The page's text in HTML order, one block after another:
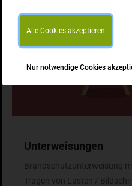
Unterweisungen
Brandschutzunterweisung
Tragen von Lasten /
Alle Cookies akzeptieren
Nur notwendige Cookies